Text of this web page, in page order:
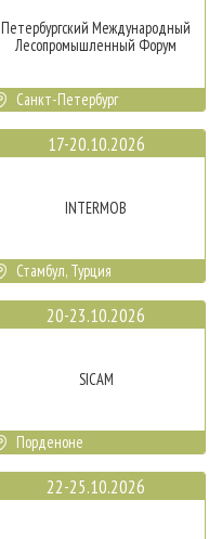
Петербургский Международный
Лесопромышленный Форум
Санкт-Петербург
17-20.10.2026
INTERMOB
Стамбул, Турция
20-23.10.2026
SICAM
Порденоне
22-25.10.2026